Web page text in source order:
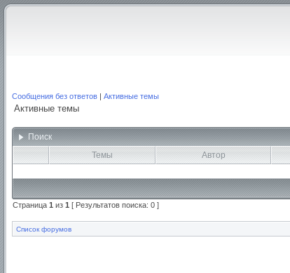
Сообщения без ответов | Активные темы
Активные темы
Поиск
Темы
Автор
Страница 1 из 1 [ Результатов поиска: 0 ]
Список форумов